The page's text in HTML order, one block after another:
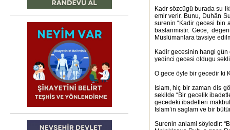
Kadr sözcügü burada su
emir verir. Bunu, Duhân
surenin “Kadir gecesi bin
baslanmistir. Gece,
Müslümanlara tavsiye
Kadir gecesinin hangi
yedinci gecesi oldugu
O gece öyle bir gecedir ki
Islam, hiç bir zaman dis
sekilde “Bir gecelik
gecedeki ibadetleri
Islam’in saglam ve bir
Surenin anlami söyledir: